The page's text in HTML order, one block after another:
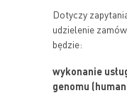
Dotyczy
udzielenie
będzie:
wykonanie
genomu